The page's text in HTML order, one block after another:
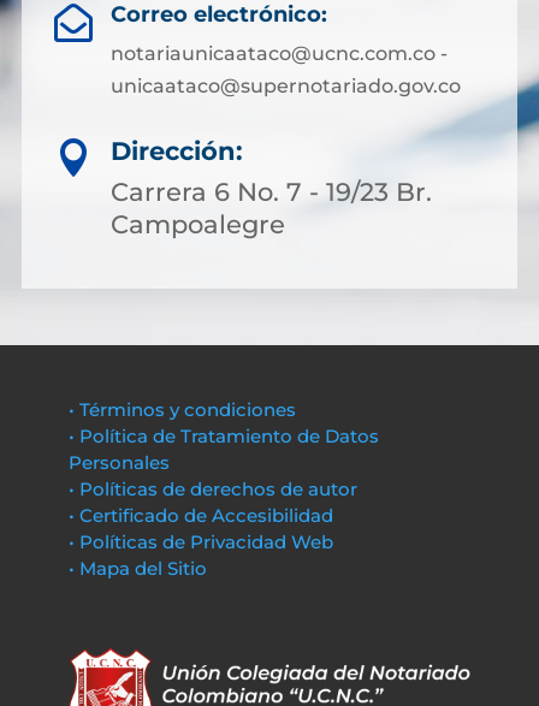
 Correo electrónico:
notariaunicaataco@ucnc.com.co -
unicaataco@supernotariado.gov.co

Dirección:
Carrera 6 No. 7 - 19/23 Br.
Campoalegre
• Términos y condiciones
• Política de Tratamiento de Datos
Personales
• Políticas de derechos de autor
• Certificado de Accesibilidad
• Políticas de Privacidad Web
• Mapa del Sitio